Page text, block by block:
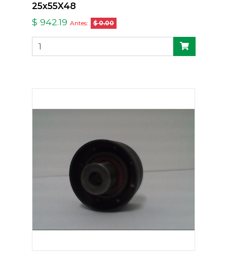
25x55X48
$ 942.19 Antes: $ 0.00